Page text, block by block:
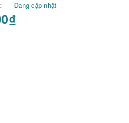
Đang cập nhật